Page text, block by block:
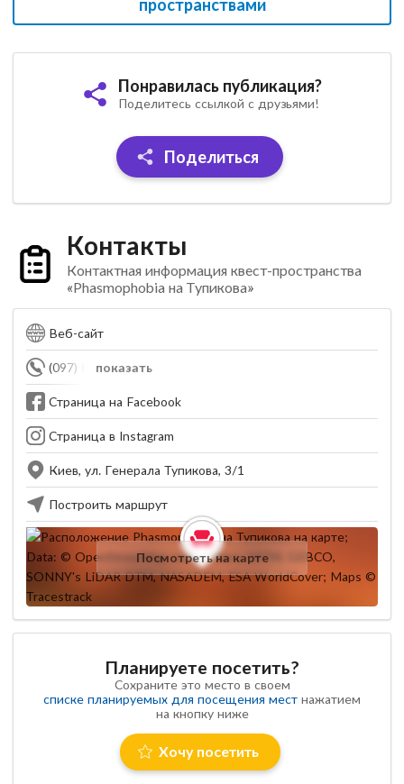
пространствами
Понравилась публикация?
Поделитесь ссылкой с друзьями!
Поделиться
Контакты
Контактная информация квест-пространства
«Phasmophobia на Тупикова»
Веб-сайт
показать
(097) 872-88-31
Страница на Facebook
Страница в Instagram
Киев, ул. Генерала Тупикова, 3/1
Построить маршрут
Посмотреть на карте
Планируете посетить?
Сохраните это место в своем
списке планируемых для посещения мест нажатием
на кнопку ниже
Хочу посетить